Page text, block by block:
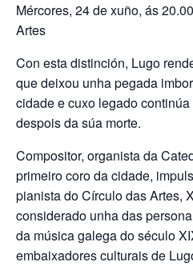
Mércores, 24 de xuño, ás
Artes
Con esta distinción, Lugo
que deixou unha pegada
cidade e cuxo legado
despois da súa morte.
Compositor, organista da
primeiro coro da cidade,
pianista do Círculo das Artes,
considerado unha das
da música galega do século
embaixadores culturais de